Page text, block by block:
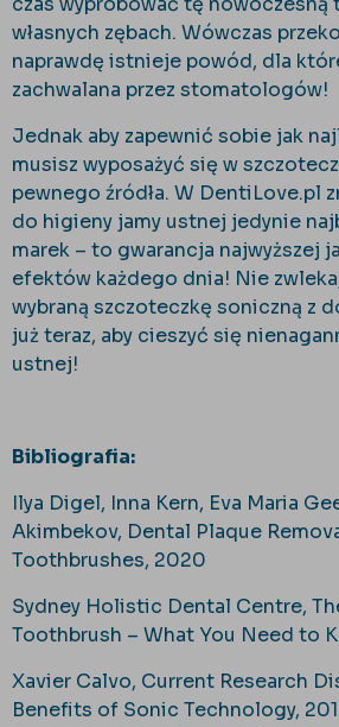
własnych zębach. Wówczas
naprawdę istnieje powód, dla
zachwalana przez stomatologów!
Jednak aby zapewnić sobie jak
musisz wyposażyć się w
pewnego źródła. W DentiLove.pl
do higieny jamy ustnej jedynie
marek – to gwarancja najwyższej
efektów każdego dnia! Nie
wybraną szczoteczkę soniczną z
już teraz, aby cieszyć się
ustnej!
Bibliografia:
Ilya Digel, Inna Kern, Eva Maria
Akimbekov, Dental Plaque
Toothbrushes, 2020
Sydney Holistic Dental Centre,
Toothbrush – What You Need to
Xavier Calvo, Current Research
Benefits of Sonic Technology,